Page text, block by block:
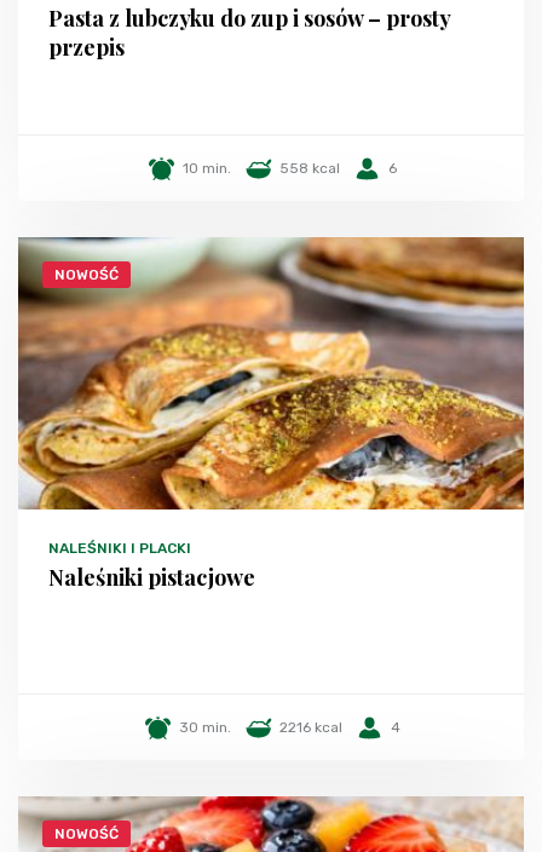
Pasta z lubczyku do zup i sosów – prosty
przepis
10 min. 558 kcal 6
NOWOŚĆ
NALEŚNIKI I PLACKI
Naleśniki pistacjowe
30 min. 2216 kcal 4
NOWOŚĆ